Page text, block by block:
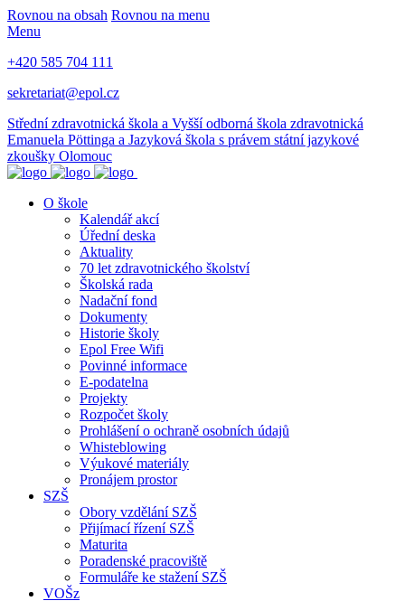
Rovnou na obsah Rovnou na menu
Menu
+420 585 704 111
sekretariat@epol.cz
Střední zdravotnická škola a Vyšší odborná škola zdravotnická
Emanuela Pöttinga a Jazyková škola s právem státní jazykové
zkoušky Olomouc
O škole
Kalendář akcí
Úřední deska
Aktuality
70 let zdravotnického školství
Školská rada
Nadační fond
Dokumenty
Historie školy
Epol Free Wifi
Povinné informace
E-podatelna
Projekty
Rozpočet školy
Prohlášení o ochraně osobních údajů
Whisteblowing
Výukové materiály
Pronájem prostor
SZŠ
Obory vzdělání SZŠ
Přijímací řízení SZŠ
Maturita
Poradenské pracoviště
Formuláře ke stažení SZŠ
VOŠz